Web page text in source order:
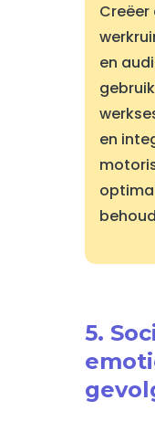
en
en
5.